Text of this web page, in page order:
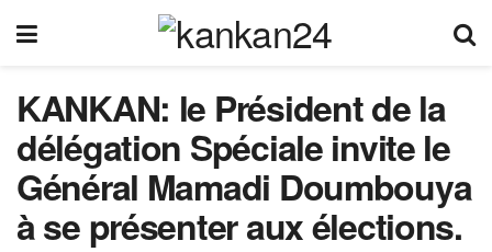
KANKAN: le Président de la
délégation Spéciale invite le
Général Mamadi Doumbouya
à se présenter aux élections.